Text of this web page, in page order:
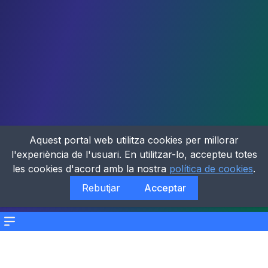
Menu
Aquest portal web utilitza cookies per millorar
l'experiència de l'usuari. En utilitzar-lo, accepteu totes
les cookies d'acord amb la nostra política de cookies.
Rebutjar
Acceptar